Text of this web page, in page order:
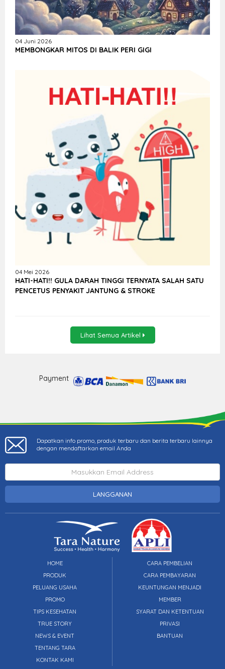
04 Juni 2026
MEMBONGKAR MITOS DI BALIK PERI GIGI
04 Mei 2026
HATI-HATI!! GULA DARAH TINGGI TERNYATA SALAH SATU
PENCETUS PENYAKIT JANTUNG & STROKE
Lihat Semua Artikel
Payment
Dapatkan info promo, produk terbaru dan berita terbaru lainnya
dengan mendaftarkan email Anda
LANGGANAN
HOME
PRODUK
PELUANG USAHA
PROMO
TIPS KESEHATAN
TRUE STORY
NEWS & EVENT
TENTANG TARA
KONTAK KAMI
CARA PEMBELIAN
CARA PEMBAYARAN
KEUNTUNGAN MENJADI
MEMBER
SYARAT DAN KETENTUAN
PRIVASI
BANTUAN